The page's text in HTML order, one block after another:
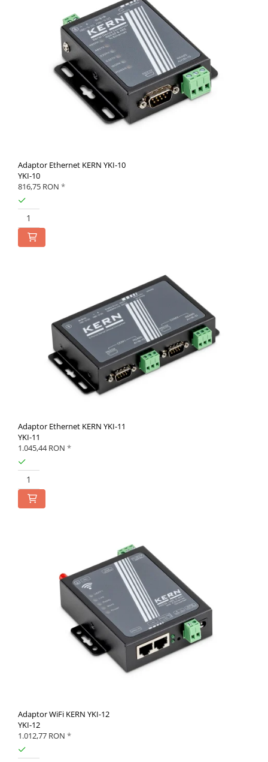
Adaptor Ethernet KERN YKI-10
YKI-10
816,75 RON *
Adaptor Ethernet KERN YKI-11
YKI-11
1.045,44 RON *
Adaptor WiFi KERN YKI-12
YKI-12
1.012,77 RON *